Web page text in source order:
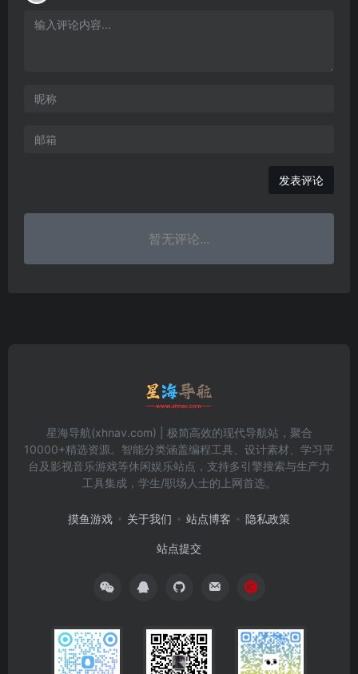
发表评论
暂无评论...
星海导航(xhnav.com) | 极简高效的现代导航站，聚合
10000+精选资源。智能分类涵盖编程工具、设计素材、学习平
台及影视音乐游戏等休闲娱乐站点，支持多引擎搜索与生产力
工具集成，学生/职场人士的上网首选。
摸鱼游戏 关于我们 站点博客 隐私政策
站点提交